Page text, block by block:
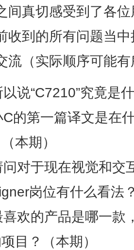
间真切感受到了各
收到的所有问题当
流（实际顺序可能
以说“C7210”究竟是
C的第一篇译文是在
本期）
问对于现在视觉和交
岗位有什么看法
喜欢的产品是哪一款
目？（本期）